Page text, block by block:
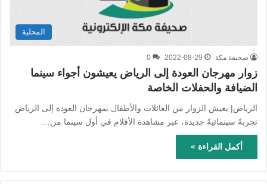
المحلية
صحيفة مكة 2022-08-29
0
زوار مهرجان العودة إلى الرياض يعيشون أجواء سينما
الضيافة والحفلات الخاصة
الرياض| يعيش الزوار من العائلات والأطفال بمهرجان العودة إلى الرياض
تجربةً سينمائيةً جديدة، عبر مشاهدة الأفلام في أول سينما من…
أكمل القراءة »